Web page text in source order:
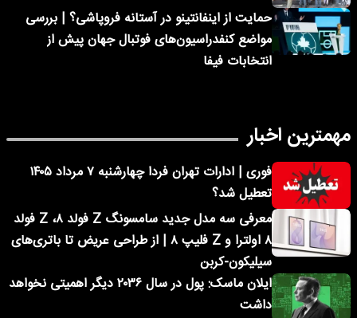
حمایت از اینفانتینو در آستانه فروپاشی؟ | بررسی
مواضع کنفدراسیون‌های فوتبال جهان پیش از
انتخابات فیفا
مهمترین اخبار
فوری | ادارات تهران فردا چهارشنبه ۷ مرداد ۱۴۰۵
تعطیل شد؟
معرفی سه مدل جدید سامسونگ Z فولد ۸، Z فولد
۸ اولترا و Z فلیپ ۸ | از طراحی عریض تا باتری‌های
سیلیکون-کربن
ایلان ماسک: پول در سال ۲۰۳۶ دیگر اهمیتی نخواهد
داشت